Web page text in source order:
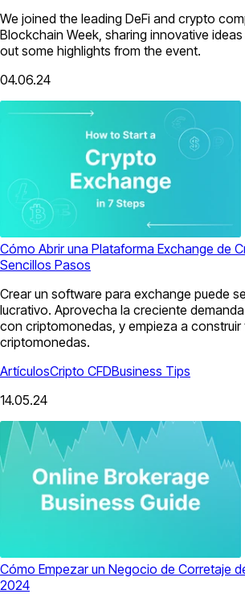
We joined the leading DeFi and crypto
Blockchain Week, sharing innovative
out some highlights from the event.
04.06.24
Cómo Abrir una Plataforma Exchange de
Sencillos Pasos
Crear un software para exchange puede
lucrativo. Aprovecha la creciente
con criptomonedas, y empieza a construir
criptomonedas.
ArtículosCripto CFDBusiness Tips
14.05.24
Cómo Empezar un Negocio de Corretaje
2024